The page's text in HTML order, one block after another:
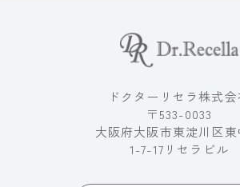
ドクターリセラ株式
〒533-0033
大阪府大阪市東淀川区東
1-7-17リセラビル